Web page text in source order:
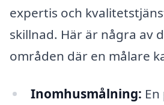
expertis och
skillnad. Här är några av
områden där en målare
Inomhusmålning: